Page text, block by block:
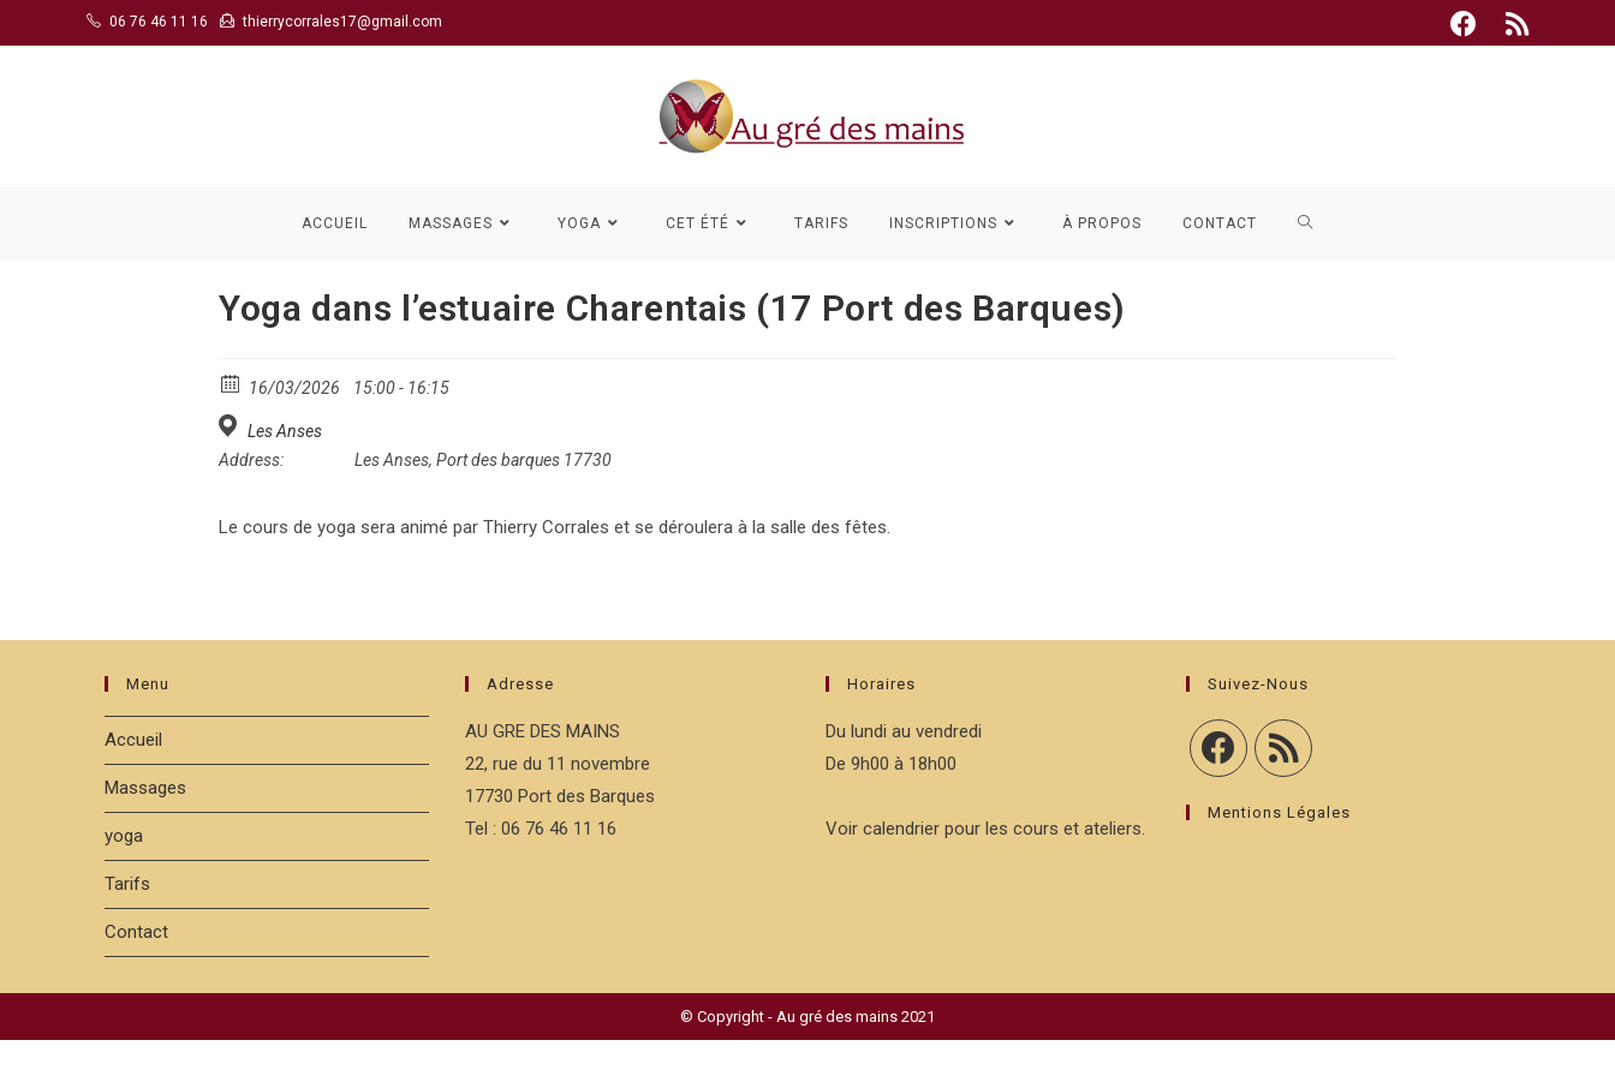
to
06 76 46 11 16 thierrycorrales17@gmail.com
ACCUEIL MASSAGES YOGA CET ÉTÉ TARIFS INSCRIPTIONS À PROPOS CONTACT TOGGLE
Yoga dans l’estuaire Charentais (17 Port des Barques)
16/03/2026 15:00 - 16:15
Les Anses
Address:
Les Anses, Port des barques 17730
Le cours de yoga sera animé par Thierry Corrales et se déroulera à la salle des fêtes.
Menu
Accueil
Massages
yoga
Tarifs
Contact
Adresse
AU GRE DES MAINS
22, rue du 11 novembre
17730 Port des Barques
Tel : 06 76 46 11 16
Horaires
Du lundi au vendredi
De 9h00 à 18h00
Voir calendrier pour les cours et ateliers.
Suivez-Nous
Mentions Légales
© Copyright - Au gré des mains 2021